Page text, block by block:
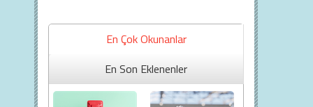
En Çok Okunanlar
En Son Eklenenler